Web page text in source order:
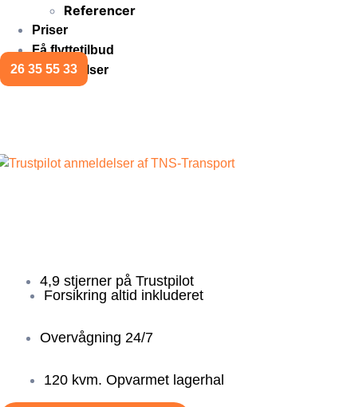
Referencer
Priser
Få flyttetilbud
Anmeldelser
26 35 55 33
4,9 stjerner på Trustpilot
Forsikring altid inkluderet
Overvågning 24/7
120 kvm. Opvarmet lagerhal